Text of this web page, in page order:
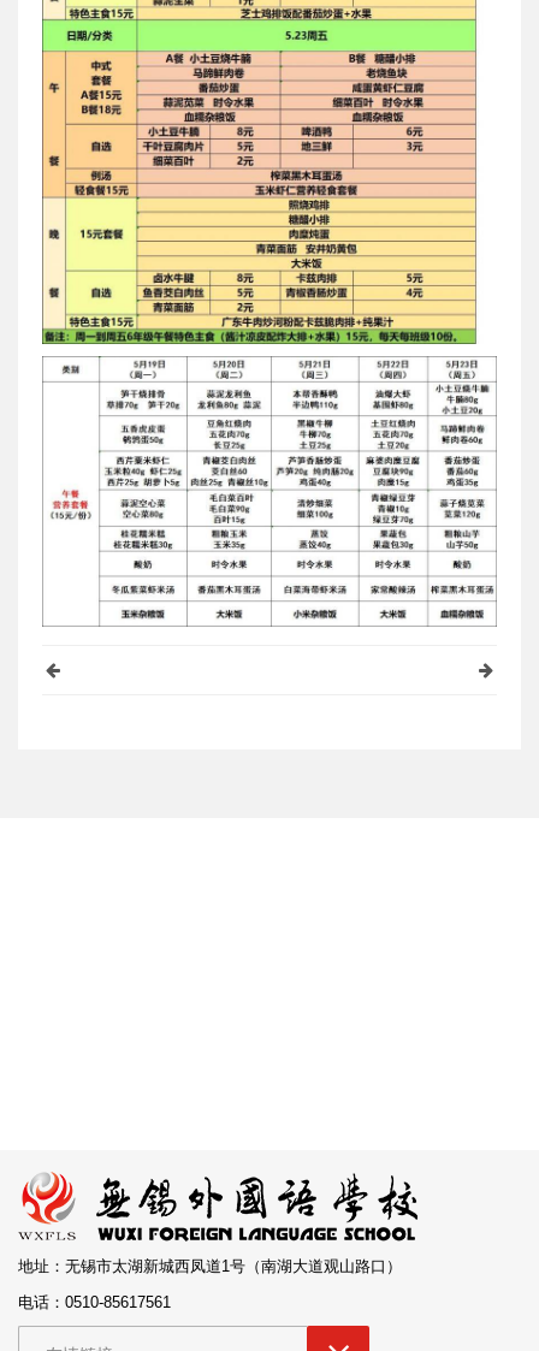
地址：无锡市太湖新城西凤道1号（南湖大道观山路口）
电话：0510-85617561